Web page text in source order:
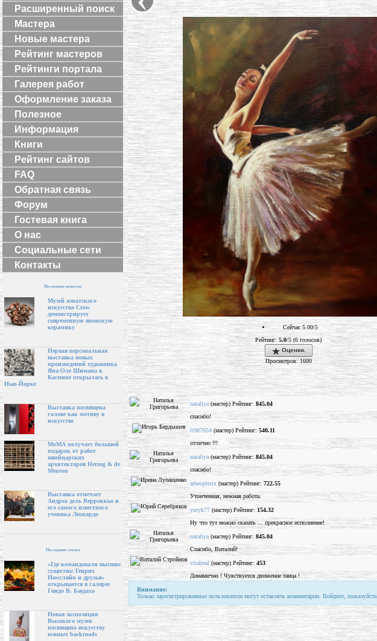
Расширенный поиск
Мастера
Новые мастера
Рейтинг мастеров
Рейтинги портала
Галерея работ
Оформление заказа
Полезное
Информация
Книги
Рейтинг сайтов
FAQ
Обратная связь
Форум
Гостевая книга
О нас
Социальные сети
Контакты
Последние новости
Музей азиатского
искусства Crow
демонстрирует
современную японскую
керамику
Первая персональная
выставка новых
произведений художника
Яна-Оле Шимана в
Касмине открылась в
Нью-Йорке
Выставка посвящена
голове как мотиву в
искусстве
МоМА получает большой
подарок от работ
швейцарских
архитекторов Herzog & de
Meuron
Выставка отмечает
Андреа дель Верроккьо и
его самого известного
ученика Леонардо
Последние статьи
«Где командовали высшие
существа: Генрих
Нюссляйн и друзья»
открывается в галерее
Гвидо В. Баудаха
Новая экспозиция
Высокого музея
посвящена искусству
южных backroads
Сейчас 5.00/5
Рейтинг:5.0/5 (6 голосов)
Оценки.
Просмотров: 1600
nataliya (мастер) Рейтинг: 845.04
спасибо!
lt987654 (мастер) Рейтинг: 540.11
отлично !!!
nataliya (мастер) Рейтинг: 845.04
спасибо!
arheopterix (мастер) Рейтинг: 722.55
Утонченная, нежная работа.
yuryk77 (мастер) Рейтинг: 154.32
Ну что тут можно сказать ... прекрасное исполнение!
nataliya (мастер) Рейтинг: 845.04
Спасибо, Виталий!
vitalreal (мастер) Рейтинг: 453
Динамично ! Чувствуется движение танца !
Внимание:
Только зарегистрированные пользователи могут оставлять комментарии. Войдите, пожалуйста.